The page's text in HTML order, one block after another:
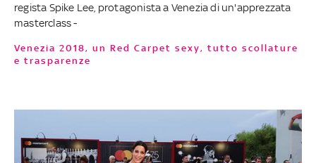
regista Spike Lee, protagonista a Venezia di un'apprezzata
masterclass -
Venezia 2018, un Red Carpet sexy, tutto scollature
e trasparenze